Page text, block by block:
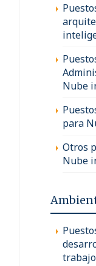
Nube
para
Otros
Nube